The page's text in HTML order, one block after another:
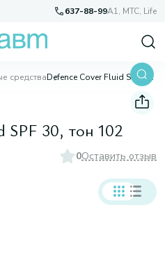
637-88-99A1, МТС, Life
средства Defence Cover Fluid SPF 30, тон 102
SPF 30, тон 102
0Оставить отзыв